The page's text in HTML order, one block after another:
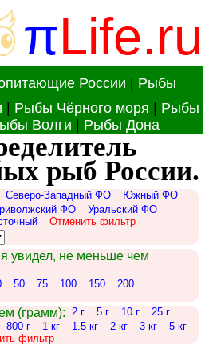
πLife.ru
России
Рыбы
Рыбы Чёрного моря
Рыбы
Волги Рыбы Дона
рыб России.
Северо-Западный ФО
Южный ФО
ФО
Уральский ФО
Отменить фильтр
увидел, не меньше чем
50 75 100 150
200
(грамм): 2 г 5 г 10 г
25 г
800 г 1 кг 1.5 кг 2 кг 3 кг
5 кг
фильтр